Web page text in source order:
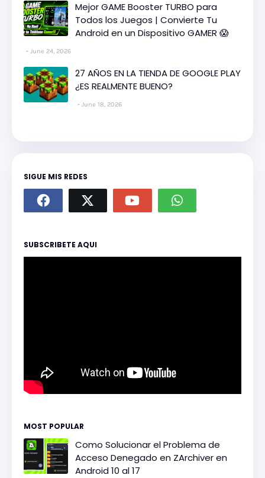
Mejor GAME Booster TURBO para
Todos los Juegos | Convierte Tu
Android en un Dispositivo GAMER 😱
June 24, 2026
27 AÑOS EN LA TIENDA DE GOOGLE PLAY
¿ES REALMENTE BUENO?
June 18, 2026
SIGUE MIS REDES
SUBSCRIBETE AQUI
MOST POPULAR
Como Solucionar el Problema de
Acceso Denegado en ZArchiver en
Android 10 al 17